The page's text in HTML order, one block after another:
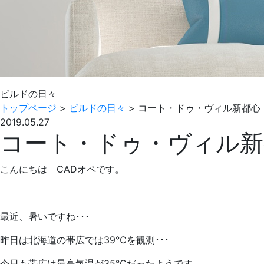
ビルドの日々
トップページ > ビルドの日々 > コート・ドゥ・ヴィル新都心
2019.05.27
コート・ドゥ・ヴィル
こんにちは CADオペです。
最近、暑いですね･･･
昨日は北海道の帯広では39℃を観測･･･